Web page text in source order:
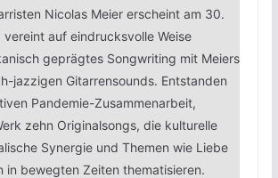
Nicolas Meier erscheint am 30.
auf eindrucksvolle Weise
geprägtes Songwriting mit Meiers
jazzigen Gitarrensounds. Entstanden
Pandemie-Zusammenarbeit,
zehn Originalsongs, die kulturelle
Synergie und Themen wie Liebe
in bewegten Zeiten thematisieren.